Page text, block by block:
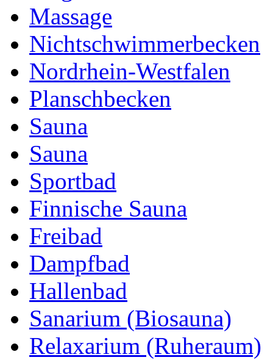
Massage
Nichtschwimmerbecken
Nordrhein-Westfalen
Planschbecken
Sauna
Sauna
Sportbad
Finnische Sauna
Freibad
Dampfbad
Hallenbad
Sanarium (Biosauna)
Relaxarium (Ruheraum)